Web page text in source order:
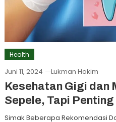
Health
Juni 11, 2024 Lukman Hakim
Kesehatan Gigi dan
Sepele, Tapi
Simak Beberapa Rekomendasi